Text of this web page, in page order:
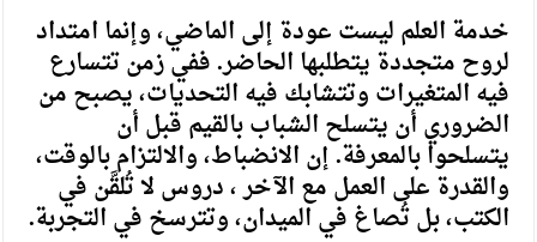
خدمة العلم ليست عودة إلى الماضي، وإنما امتداد
لروح متجددة يتطلبها الحاضر. ففي زمن تتسارع
فيه المتغيرات وتتشابك فيه التحديات، يصبح من
الضروري أن يتسلح الشباب بالقيم قبل أن
يتسلحوا بالمعرفة. إن الانضباط، والالتزام بالوقت،
والقدرة على العمل مع الآخر ، دروس لا تُلقَّن في
الكتب، بل تُصاغ في الميدان، وتترسخ في التجربة.